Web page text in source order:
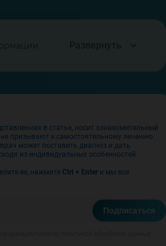
ПОЛОЖИТЕЛЬНОЕ И
pol(дата обращения: 06.02.2026)
и другие гаджеты во время еды
«ФБУЗ «Центр гигиенического
Роспотребнадзора». URL:
naseleniyu/zdorovyy-
smartfon-i-drugie-gadzety...(дата
в статье, носит ознакомительный
призывают к самостоятельному лечению.
может поставить диагноз и дать
из индивидуальных особенностей
ее, нажмите Ctrl + Enter и мы все
Подписаться